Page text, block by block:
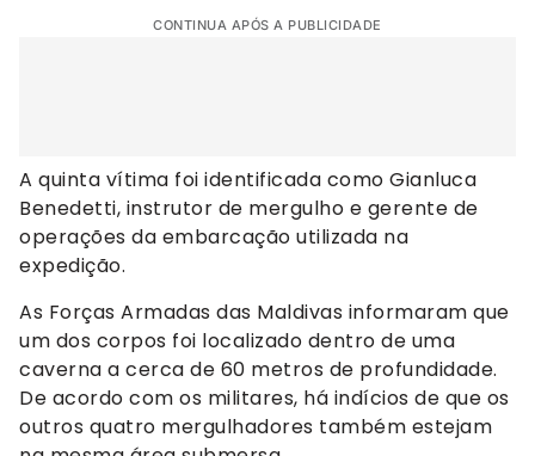
CONTINUA APÓS A PUBLICIDADE
A quinta vítima foi identificada como Gianluca
Benedetti, instrutor de mergulho e gerente de
operações da embarcação utilizada na
expedição.
As Forças Armadas das Maldivas informaram que
um dos corpos foi localizado dentro de uma
caverna a cerca de 60 metros de profundidade.
De acordo com os militares, há indícios de que os
outros quatro mergulhadores também estejam